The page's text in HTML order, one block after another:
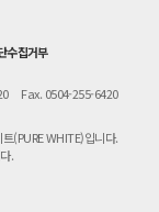
수집거부
Fax. 0504-255-6420
(PURE WHITE)입니다.
.